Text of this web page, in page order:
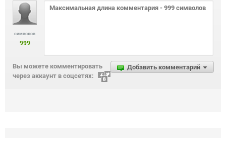
символов
999
Добавить комментарий
Вы можете комментировать
через аккаунт в соцсетях: